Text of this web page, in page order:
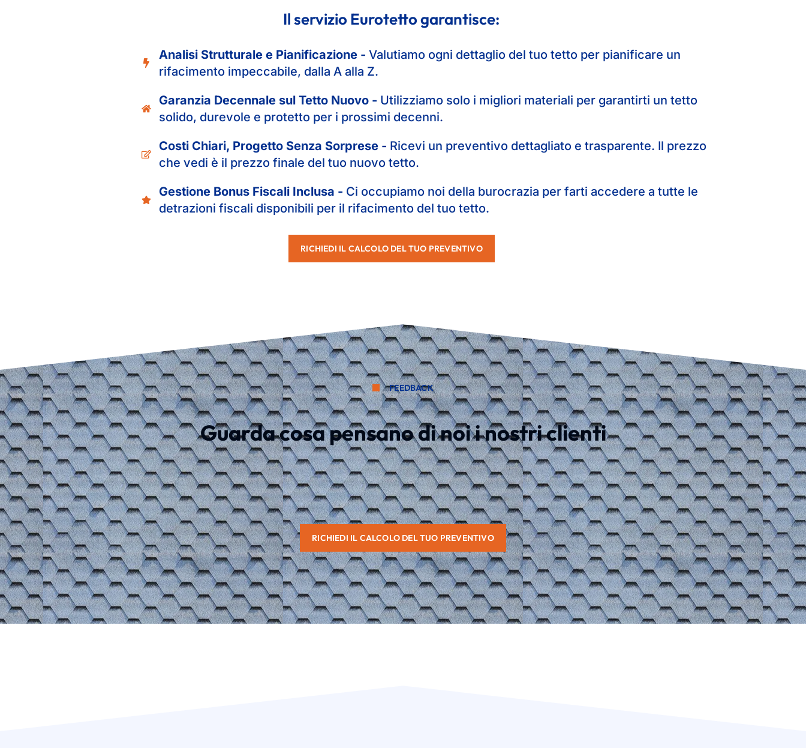
Il servizio Eurotetto garantisce:
Analisi Strutturale e Pianificazione - Valutiamo ogni dettaglio del tuo tetto per pianificare un
rifacimento impeccabile, dalla A alla Z.
Garanzia Decennale sul Tetto Nuovo - Utilizziamo solo i migliori materiali per garantirti un tetto
solido, durevole e protetto per i prossimi decenni.
Costi Chiari, Progetto Senza Sorprese - Ricevi un preventivo dettagliato e trasparente. Il prezzo
che vedi è il prezzo finale del tuo nuovo tetto.
Gestione Bonus Fiscali Inclusa - Ci occupiamo noi della burocrazia per farti accedere a tutte le
detrazioni fiscali disponibili per il rifacimento del tuo tetto.
RICHIEDI IL CALCOLO DEL TUO PREVENTIVO
FEEDBACK
Guarda cosa pensano di noi i nostri clienti
RICHIEDI IL CALCOLO DEL TUO PREVENTIVO